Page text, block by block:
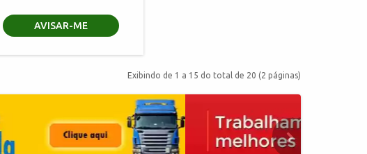
AVISAR-ME
Exibindo de 1 a 15 do total de 20 (2 páginas)